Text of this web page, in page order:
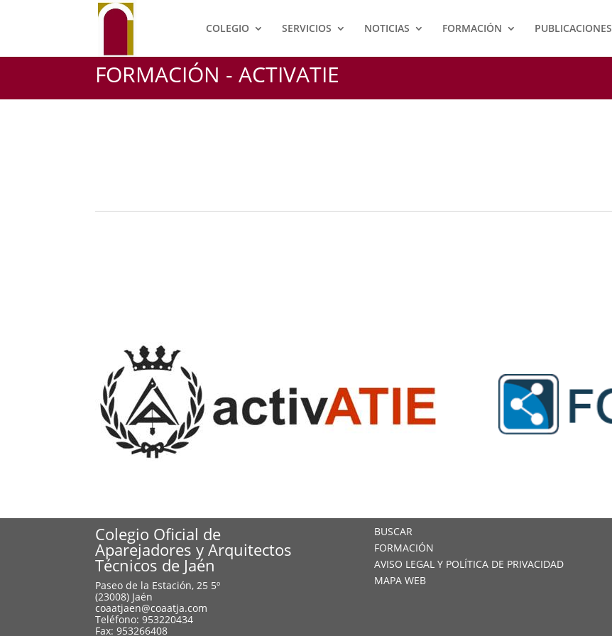
COLEGIO SERVICIOS NOTICIAS FORMACIÓN PUBLICACIONES
FORMACIÓN - ACTIVATIE
Colegio Oficial de
Aparejadores y Arquitectos
Técnicos de Jaén
Paseo de la Estación, 25 5º
(23008) Jaén
coaatjaen@coaatja.com
Teléfono: 953220434
Fax: 953266408
BUSCAR
FORMACIÓN
AVISO LEGAL Y POLÍTICA DE PRIVACIDAD
MAPA WEB